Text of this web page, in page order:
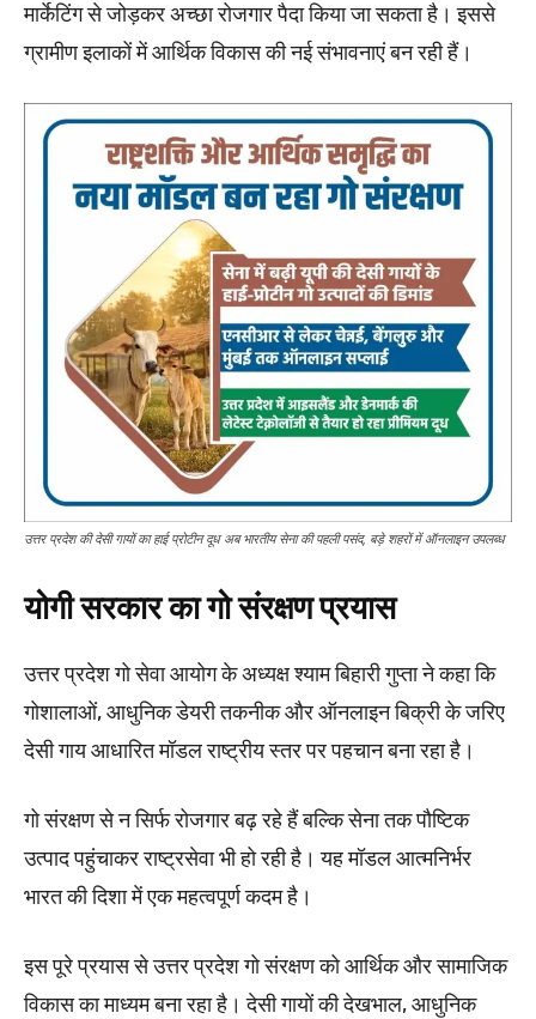
मार्केटिंग से जोड़कर अच्छा रोजगार पैदा किया जा सकता है। इससे
ग्रामीण इलाकों में आर्थिक विकास की नई संभावनाएं बन रही हैं।
उत्तर प्रदेश की देसी गायों का हाई प्रोटीन दूध अब भारतीय सेना की पहली पसंद, बड़े शहरों में ऑनलाइन उपलब्ध
योगी सरकार का गो संरक्षण प्रयास
उत्तर प्रदेश गो सेवा आयोग के अध्यक्ष श्याम बिहारी गुप्ता ने कहा कि
गोशालाओं, आधुनिक डेयरी तकनीक और ऑनलाइन बिक्री के जरिए
देसी गाय आधारित मॉडल राष्ट्रीय स्तर पर पहचान बना रहा है।
गो संरक्षण से न सिर्फ रोजगार बढ़ रहे हैं बल्कि सेना तक पौष्टिक
उत्पाद पहुंचाकर राष्ट्रसेवा भी हो रही है। यह मॉडल आत्मनिर्भर
भारत की दिशा में एक महत्वपूर्ण कदम है।
इस पूरे प्रयास से उत्तर प्रदेश गो संरक्षण को आर्थिक और सामाजिक
विकास का माध्यम बना रहा है। देसी गायों की देखभाल, आधुनिक